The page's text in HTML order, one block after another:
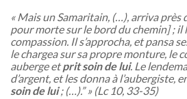
« Mais un Samaritain, (…), arriva près
pour morte sur le bord du chemin] ; il
compassion. Il s’approcha, et pansa
le chargea sur sa propre monture, le
auberge etprit soin de lui. Le
d’argent, et les donna à l’aubergiste,
soin de lui; (…).” » (Lc 10, 33-35)